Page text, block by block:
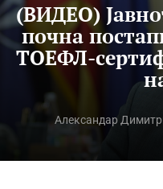
(ВИДЕО)
почна
ТОЕФЛ-
Александар